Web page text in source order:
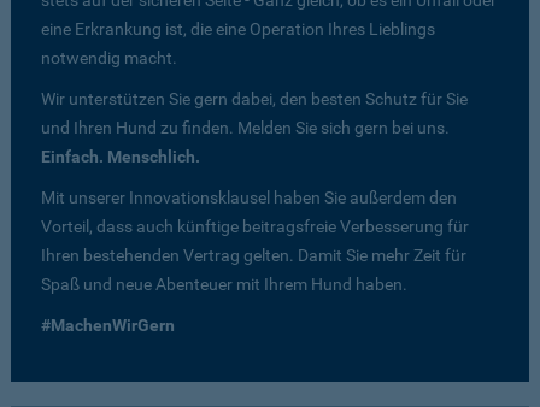
eine Erkrankung ist, die eine Operation Ihres Lieblings
notwendig macht.
Wir unterstützen Sie gern dabei, den besten Schutz für Sie
und Ihren Hund zu finden. Melden Sie sich gern bei uns.
Einfach. Menschlich.
Mit unserer Innovationsklausel haben Sie außerdem den
Vorteil, dass auch künftige beitragsfreie Verbesserung für
Ihren bestehenden Vertrag gelten. Damit Sie mehr Zeit für
Spaß und neue Abenteuer mit Ihrem Hund haben.
#MachenWirGern